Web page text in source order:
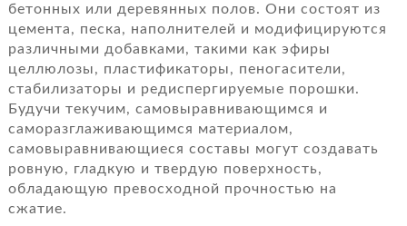
бетонных или деревянных полов. Они состоят из
цемента, песка, наполнителей и модифицируются
различными добавками, такими как эфиры
целлюлозы, пластификаторы, пеногасители,
стабилизаторы и редиспергируемые порошки.
Будучи текучим, самовыравнивающимся и
саморазглаживающимся материалом,
самовыравнивающиеся составы могут создавать
ровную, гладкую и твердую поверхность,
обладающую превосходной прочностью на
сжатие.